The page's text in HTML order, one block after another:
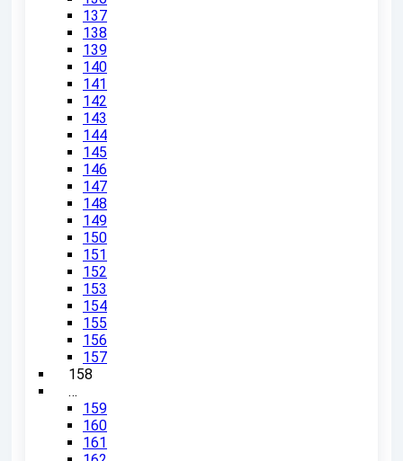
137
138
139
140
141
142
143
144
145
146
147
148
149
150
151
152
153
154
155
156
157
158
…
159
160
161